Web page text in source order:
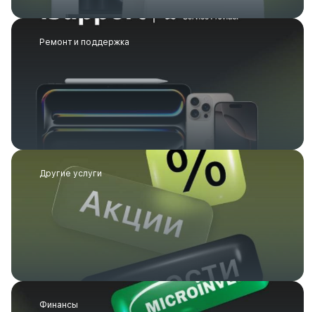
Ремонт и поддержка
Другие услуги
Финансы